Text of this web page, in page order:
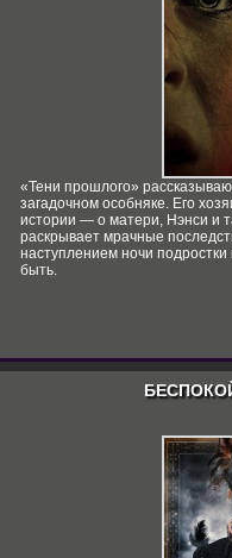
«Тени прошлого»
загадочном особняке. Его
истории — о матери, Нэнси и
раскрывает мрачные
наступлением ночи
быть.